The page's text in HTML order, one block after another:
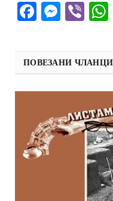
Facebook
ПОВЕЗАНИ ЧЛАНЦИ